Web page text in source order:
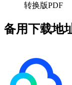
转换版PDF
备用下载地